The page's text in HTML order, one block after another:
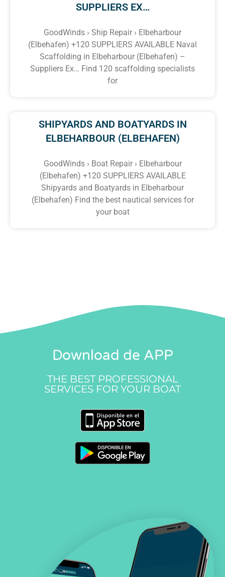
SUPPLIERS EX…
GoodWinds › Ship Repair › Elbeharbour
(Elbehafen) +120 SUPPLIERS AVAILABLE Naval
Scaffolding in Elbeharbour (Elbehafen) –
Suppliers Ex… Find 120 scaffolding specialists
for
SHIPYARDS AND BOATYARDS IN
ELBEHARBOUR (ELBEHAFEN)
GoodWinds › Boat Repair › Elbeharbour
(Elbehafen) +120 SUPPLIERS AVAILABLE
Shipyards and Boatyards in Elbeharbour
(Elbehafen) Find the best nautical services for
your boat
Download de APP
THE BEST PROFESSIONAL
SERVICES FOR YOUR BOAT